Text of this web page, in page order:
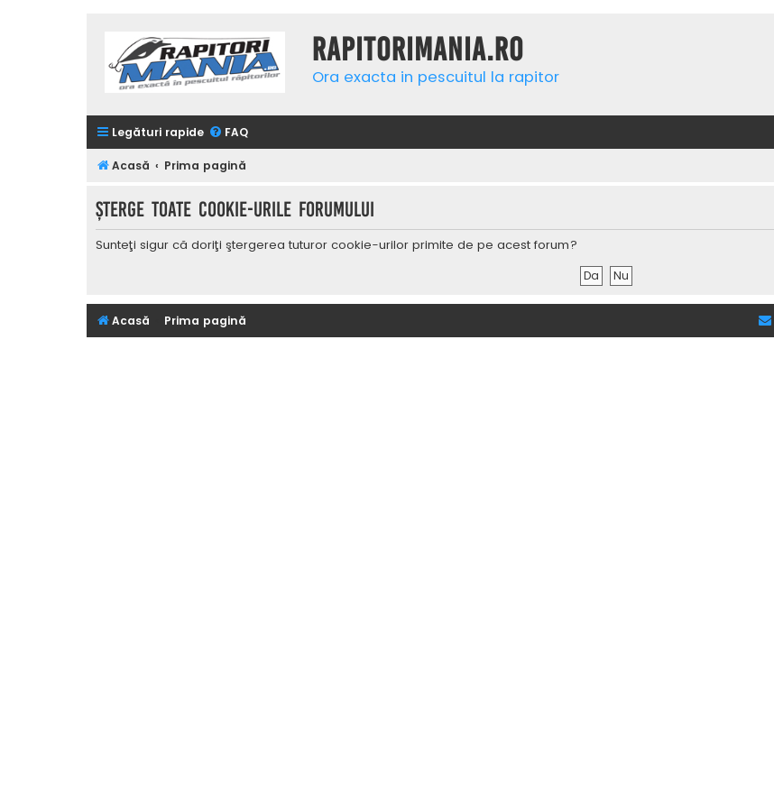
Rapitorimania.ro
Ora exacta in pescuitul la rapitor
Legături rapide FAQ
Acasă Prima pagină
Şterge toate cookie-urile forumului
Sunteţi sigur că doriţi ştergerea tuturor cookie-urilor primite de pe acest forum?
Acasă Prima pagină